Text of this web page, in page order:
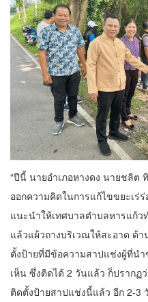
“ปีนี้ นายอำเภอหางดง นายชลิต
ออกความคิดในการแก้ไขขยะเร่
แนะนำให้เทศบาลตำบลหารแก้ว
แล้วแผ้วถางบริเวณให้สะอาด ด้
ตั้งป้ายที่มีข้อความสาปแช่งผู้ที่น
เห็น ซึ่งติดได้ 2 วันแล้ว ก็ปรากฏ
ติดตั้งป้ายสาปแช่งนี้แล้ว อีก 2-3